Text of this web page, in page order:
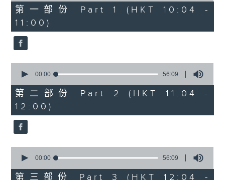
《Music Five》
嘉賓：公路煙花(組合)
1200-1300
56
minutes,
0
seconds
第一部份 Part 1 (HKT 10:04 -
11:00)
seconds
56
minutes,
9
seconds
00:00 56:09
第二部份 Part 2 (HKT 11:04 -
12:00)
seconds
56
00:00 56:09
第三部份 Part 3 (HKT 12:04 -